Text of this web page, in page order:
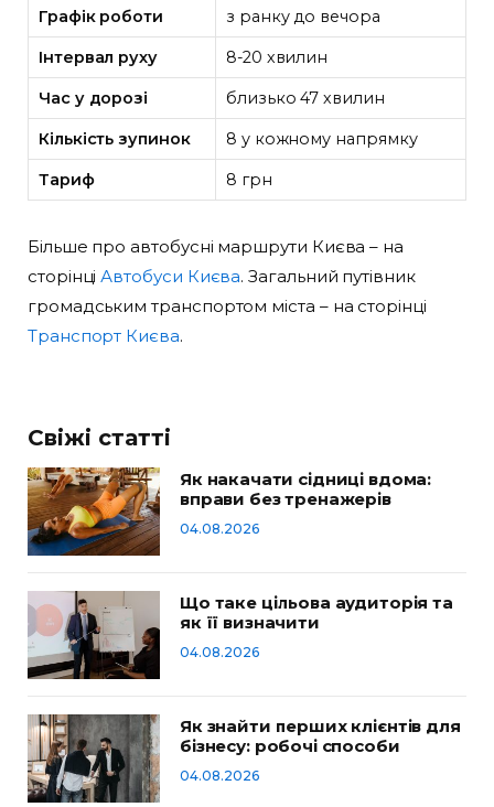
Графік роботи з ранку до вечора
Інтервал руху 8-20 хвилин
Час у дорозі близько 47 хвилин
Кількість зупинок 8 у кожному напрямку
Тариф 8 грн
Більше про автобусні маршрути Києва – на
сторінціАвтобуси Києва. Загальний путівник
громадським транспортом міста – на сторінці
Транспорт Києва.
Свіжі статті
Як накачати сідниці вдома:
вправи без тренажерів
04.08.2026
Що таке цільова аудиторія та
як її визначити
04.08.2026
Як знайти перших клієнтів для
бізнесу: робочі способи
04.08.2026